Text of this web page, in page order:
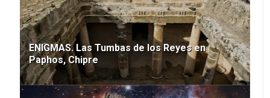
ENIGMAS. Las Tumbas de los Reyes en
Paphos, Chipre